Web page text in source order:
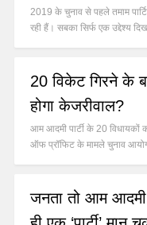
2019 के चुनाव से पहले तमाम
रही हैं। सबका सिर्फ एक उद्देश्य
20 विकेट गिरने के
होगा केजरीवाल?
आम आदमी पार्टी के 20
ऑफ प्रॉफिट के मामले चुनाव
जनता तो आम आदमी